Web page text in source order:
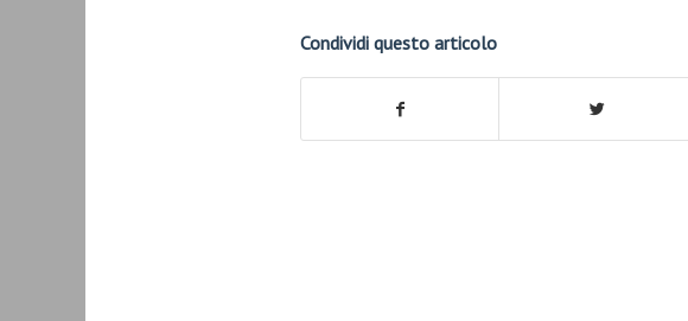
Condividi questo articolo